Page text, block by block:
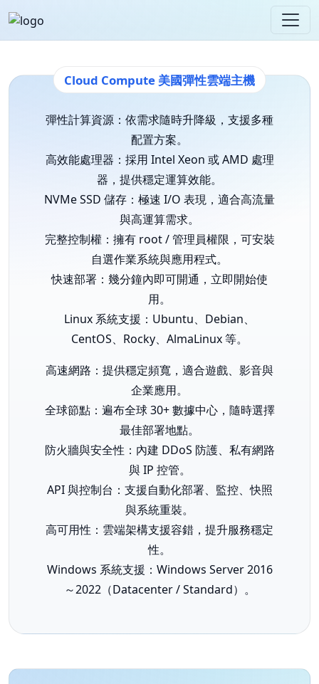
Cloud Compute 美國彈性雲端主機
彈性計算資源：依需求隨時升降級，支援多種
配置方案。
高效能處理器：採用 Intel Xeon 或 AMD 處理
器，提供穩定運算效能。
NVMe SSD 儲存：極速 I/O 表現，適合高流量
與高運算需求。
完整控制權：擁有 root / 管理員權限，可安裝
自選作業系統與應用程式。
快速部署：幾分鐘內即可開通，立即開始使
用。
Linux 系統支援：Ubuntu、Debian、
CentOS、Rocky、AlmaLinux 等。
高速網路：提供穩定頻寬，適合遊戲、影音與
企業應用。
全球節點：遍布全球 30+ 數據中心，隨時選擇
最佳部署地點。
防火牆與安全性：內建 DDoS 防護、私有網路
與 IP 控管。
API 與控制台：支援自動化部署、監控、快照
與系統重裝。
高可用性：雲端架構支援容錯，提升服務穩定
性。
Windows 系統支援：Windows Server 2016
～2022（Datacenter / Standard）。